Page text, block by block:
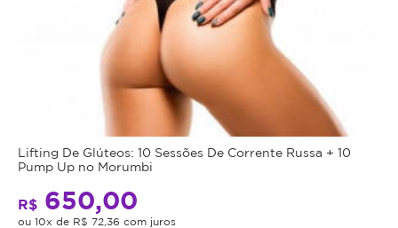
Lifting De Glúteos: 10 Sessões De Corrente Russa + 10
Pump Up no Morumbi
R$ 650,00
ou 10x de R$ 72,36 com juros